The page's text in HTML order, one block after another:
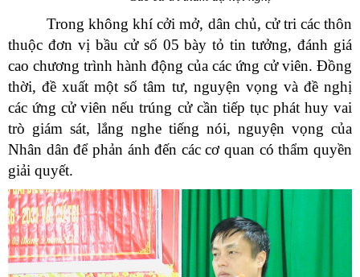
Trong không khí cởi mở, dân chủ, cử tri các thôn
thuộc đơn vị bầu cử số 05 bày tỏ tin tưởng, đánh giá
cao chương trình hành động của các ứng cử viên. Đồng
thời, đề xuất một số tâm tư, nguyện vọng và đề nghị
các ứng cử viên nếu trúng cử cần tiếp tục phát huy vai
trò giám sát, lắng nghe tiếng nói, nguyện vọng của
Nhân dân để phản ánh đến các cơ quan có thẩm quyền
giải quyết.